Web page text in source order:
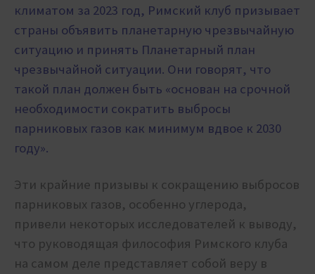
климатом за 2023 год, Римский клуб призывает
страны объявить планетарную чрезвычайную
ситуацию и принять Планетарный план
чрезвычайной ситуации. Они говорят, что
такой план должен быть «основан на срочной
необходимости сократить выбросы
парниковых газов как минимум вдвое к 2030
году».
Эти крайние призывы к сокращению выбросов
парниковых газов, особенно углерода,
привели некоторых исследователей к выводу,
что руководящая философия Римского клуба
на самом деле представляет собой веру в